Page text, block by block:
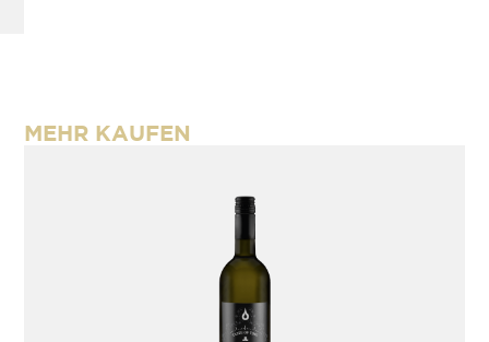
MEHR KAUFEN